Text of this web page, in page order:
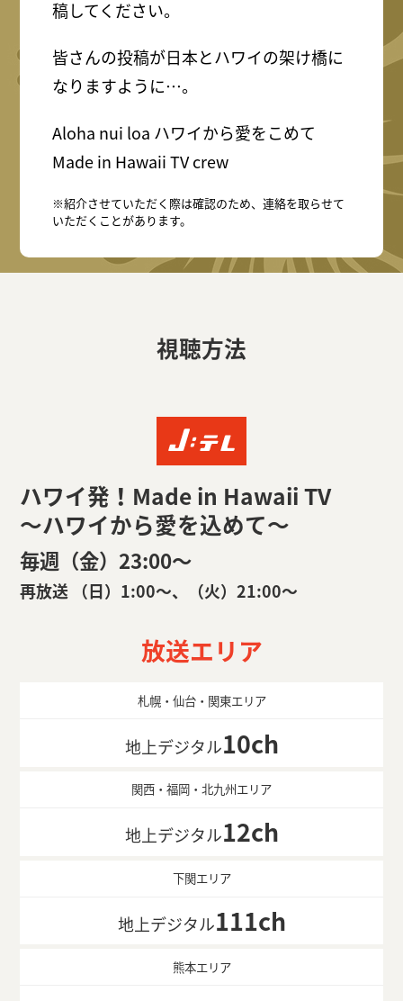
稿してください。
皆さんの投稿が日本とハワイの架け橋に
なりますように…。
Aloha nui loa ハワイから愛をこめて
Made in Hawaii TV crew
※紹介させていただく際は確認のため、連絡を取らせて
いただくことがあります。
視聴方法
ハワイ発！Made in Hawaii TV
～ハワイから愛を込めて～
毎週（金）23:00〜
再放送 （日）1:00〜、（火）21:00〜
放送エリア
札幌・仙台・関東エリア
地上デジタル10ch
関西・福岡・北九州エリア
地上デジタル12ch
下関エリア
地上デジタル111ch
熊本エリア